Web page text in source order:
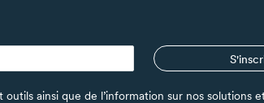
ainsi que de l’information sur nos solutions